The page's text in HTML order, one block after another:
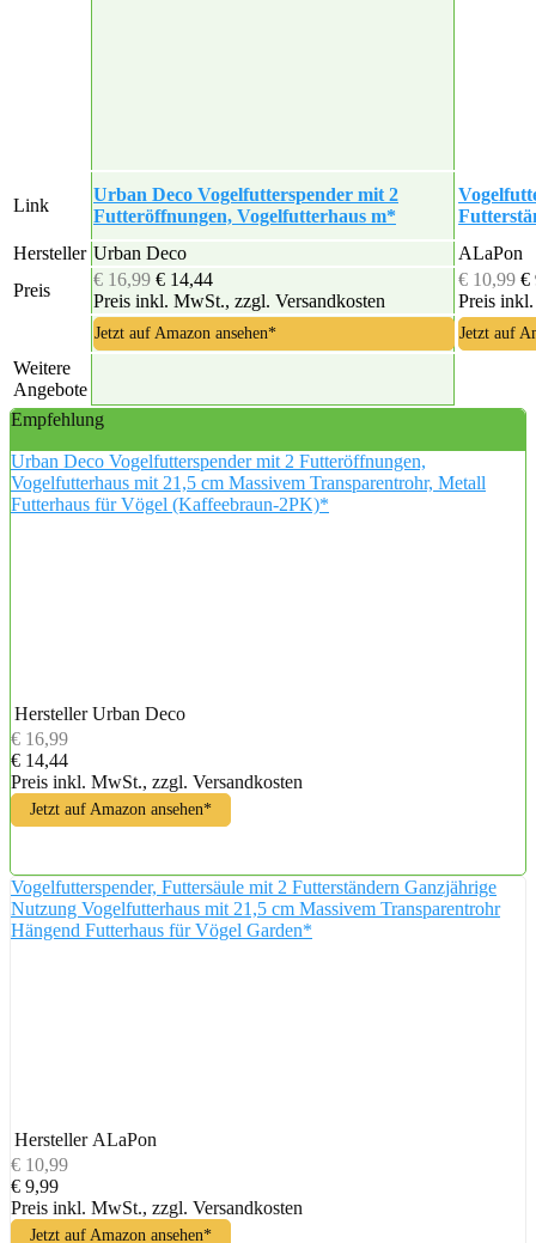
Link
Urban Deco Vogelfutterspender mit 2
Futteröffnungen, Vogelfutterhaus m*
Hersteller Urban Deco
ALaPon
Preis
€ 16,99 € 14,44
Preis inkl. MwSt., zzgl. Versandkosten
€ 10,99 €
Preis
Jetzt auf Amazon ansehen* Jetzt auf
Weitere
Angebote
Empfehlung
Urban Deco Vogelfutterspender mit 2 Futteröffnungen,
Vogelfutterhaus mit 21,5 cm Massivem Transparentrohr, Metall
Futterhaus für Vögel (Kaffeebraun-2PK)*
Hersteller Urban Deco
€ 16,99
€ 14,44
Preis inkl. MwSt., zzgl. Versandkosten
Jetzt auf Amazon ansehen*
Vogelfutterspender, Futtersäule mit 2 Futterständern Ganzjährige
Nutzung Vogelfutterhaus mit 21,5 cm Massivem Transparentrohr
Hängend Futterhaus für Vögel Garden*
Hersteller ALaPon
€ 10,99
€ 9,99
Preis inkl. MwSt., zzgl. Versandkosten
Jetzt auf Amazon ansehen*